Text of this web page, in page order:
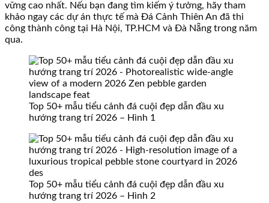
vững cao nhất. Nếu bạn đang tìm kiếm ý tưởng, hãy tham
khảo ngay các dự án thực tế mà Đá Cảnh Thiên An đã thi
công thành công tại Hà Nội, TP.HCM và Đà Nẵng trong năm
qua.
Top 50+ mẫu tiểu cảnh đá cuội đẹp dẫn đầu xu
hướng trang trí 2026 – Hình 1
Top 50+ mẫu tiểu cảnh đá cuội đẹp dẫn đầu xu
hướng trang trí 2026 – Hình 2